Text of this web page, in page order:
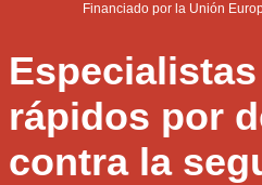
Financiado por la Unión
rápidos por
contra la